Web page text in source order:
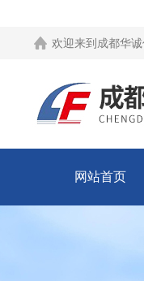
欢迎来到 成都华
网站首页